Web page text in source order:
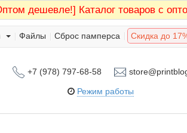
дешевле!] Каталог товаров с
Файлы Сброс памперса Скидка до
+7 (978) 797-68-58
Режим работы